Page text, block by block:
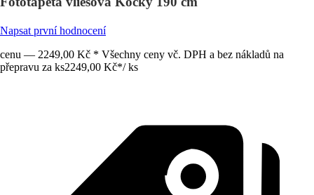
Napsat první hodnocení
cenu — 2249,00 Kč * Všechny ceny vč. DPH a bez nákladů na
přepravu za ks2249,00 Kč*/ ks